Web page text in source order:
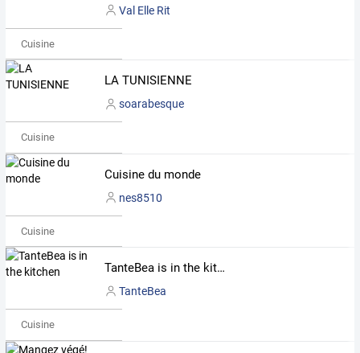
Val Elle Rit
Cuisine
LA TUNISIENNE
soarabesque
Cuisine
Cuisine du monde
nes8510
Cuisine
TanteBea is in the kitchen
TanteBea
Cuisine